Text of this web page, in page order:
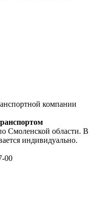
компании
Смоленской области. В
индивидуально.
00